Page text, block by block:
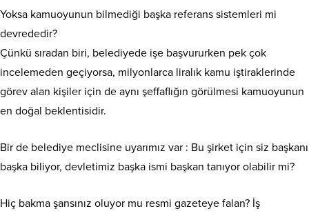
Yoksa kamuoyunun bilmediği başka referans sistemleri mi
devrededir?
Çünkü sıradan biri, belediyede işe başvururken pek çok
incelemeden geçiyorsa, milyonlarca liralık kamu iştiraklerinde
görev alan kişiler için de aynı şeffaflığın görülmesi kamuoyunun
en doğal beklentisidir.
Bir de belediye meclisine uyarımız var : Bu şirket için siz başkanı
başka biliyor, devletimiz başka ismi başkan tanıyor olabilir mi?
Hiç bakma şansınız oluyor mu resmi gazeteye falan? İş